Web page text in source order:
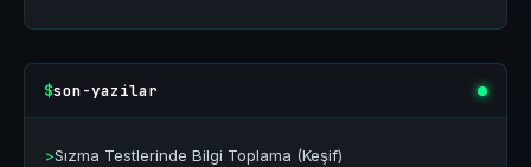
$son-yazilar
>Sızma Testlerinde Bilgi Toplama (Keşif)